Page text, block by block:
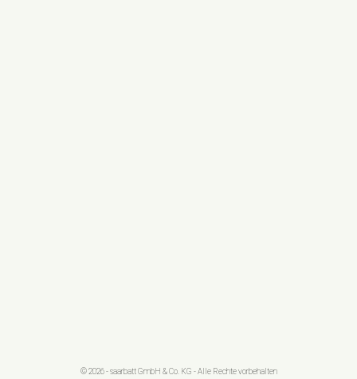
© 2026 - saarbatt GmbH & Co. KG - Alle Rechte vorbehalten